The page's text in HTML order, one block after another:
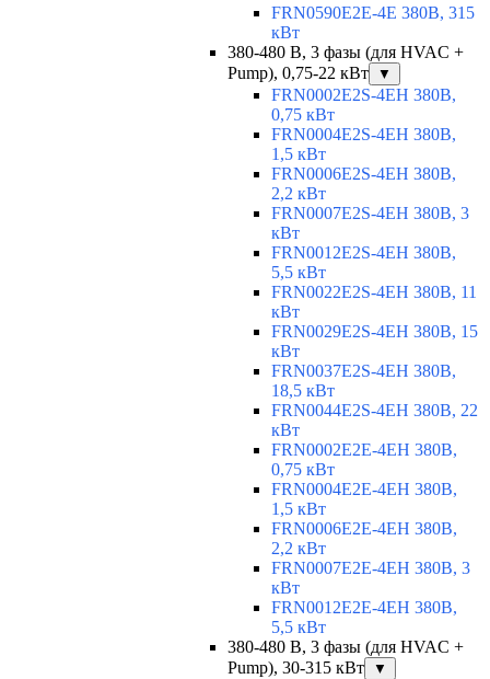
FRN0590E2E-4E 380В, 315
кВт
380-480 В, 3 фазы (для HVAC +
Pump), 0,75-22 кВт
▼
FRN0002E2S-4EH 380В,
0,75 кВт
FRN0004E2S-4EH 380В,
1,5 кВт
FRN0006E2S-4EH 380В,
2,2 кВт
FRN0007E2S-4EH 380В, 3
кВт
FRN0012E2S-4EH 380В,
5,5 кВт
FRN0022E2S-4EH 380В, 11
кВт
FRN0029E2S-4EH 380В, 15
кВт
FRN0037E2S-4EH 380В,
18,5 кВт
FRN0044E2S-4EH 380В, 22
кВт
FRN0002E2E-4EH 380В,
0,75 кВт
FRN0004E2E-4EH 380В,
1,5 кВт
FRN0006E2E-4EH 380В,
2,2 кВт
FRN0007E2E-4EH 380В, 3
кВт
FRN0012E2E-4EH 380В,
5,5 кВт
380-480 В, 3 фазы (для HVAC +
Pump), 30-315 кВт
▼